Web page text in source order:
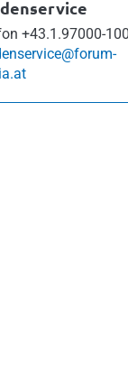
+43.1.97000-100